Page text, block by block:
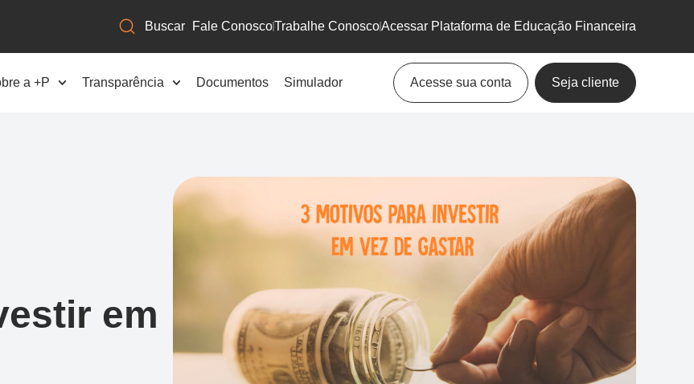
Fale ConoscoTrabalhe ConoscoAcessar Plataforma de Educação Financeira
a +P Transparência Documentos Simulador Acesse sua conta Seja cliente
em